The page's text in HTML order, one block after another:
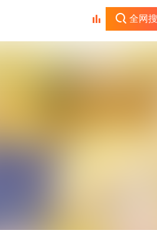
全网搜